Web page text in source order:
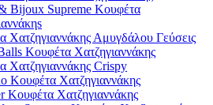
Bijoux Supreme Κουφέτα
Χατζηγιαννάκης Αμυγδάλου Γεύσεις
Κουφέτα Χατζηγιαννάκης
Χατζηγιαννάκης Crispy
Κουφέτα Χατζηγιαννάκης
Κουφέτα Χατζηγιαννάκης